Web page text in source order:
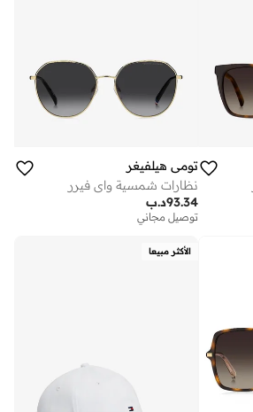
تومي هيلفيغر
نظارات شمسية واي فيرر
د.ب93.34
توصيل مجاني
الأكثر مبيعا